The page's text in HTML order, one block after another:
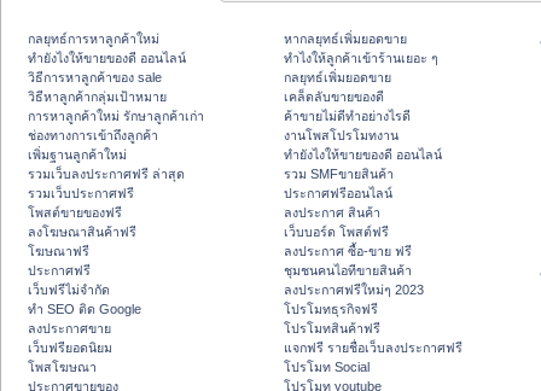
กลยุทธ์การหาลูกค้าใหม่
ทํายังไงให้ขายของดี ออนไลน์
วิธีการหาลูกค้าของ sale
วิธีหาลูกค้ากลุ่มเป้าหมาย
การหาลูกค้าใหม่ รักษาลูกค้าเก่า
ช่องทางการเข้าถึงลูกค้า
เพิ่มฐานลูกค้าใหม่
รวมเว็บลงประกาศฟรี ล่าสุด
รวมเว็บประกาศฟรี
โพสต์ขายของฟรี
ลงโฆษณาสินค้าฟรี
โฆษณาฟรี
ประกาศฟรี
เว็บฟรีไม่จำกัด
ทำ SEO ติด Google
ลงประกาศขาย
เว็บฟรียอดนิยม
โพสโฆษณา
ประกาศขายของ
หากลยุทธ์เพิ่มยอดขาย
ทําไงให้ลูกค้าเข้าร้านเยอะ ๆ
กลยุทธ์เพิ่มยอดขาย
เคล็ดลับขายของดี
ค้าขายไม่ดีทำอย่างไรดี
งานโพสโปรโมทงาน
ทํายังไงให้ขายของดี ออนไลน์
รวม SMFขายสินค้า
ประกาศฟรีออนไลน์
ลงประกาศ สินค้า
เว็บบอร์ด โพสต์ฟรี
ลงประกาศ ซื้อ-ขาย ฟรี
ชุมชนคนไอทีขายสินค้า
ลงประกาศฟรีใหม่ๆ 2023
โปรโมทธุรกิจฟรี
โปรโมทสินค้าฟรี
แจกฟรี รายชื่อเว็บลงประกาศฟรี
โปรโมท Social
โปรโมท youtube